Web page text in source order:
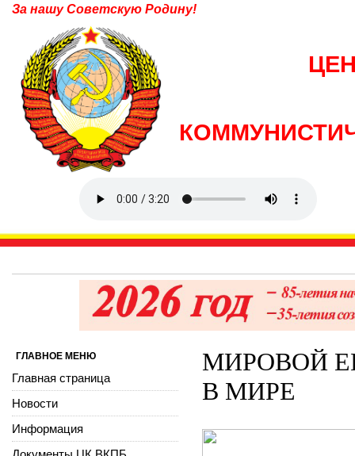
За нашу Советскую Родину!
МИРОВОЙ
В МИРЕ
ГЛАВНОЕ МЕНЮ
Главная страница
Новости
Информация